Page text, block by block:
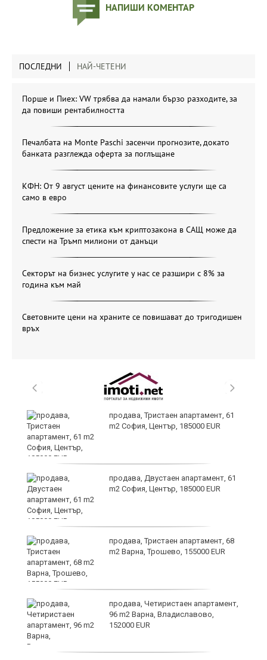
НАПИШИ КОМЕНТАР
ПОСЛЕДНИ НАЙ-ЧЕТЕНИ
Порше и Пиех: VW трябва да намали бързо разходите, за
да повиши рентабилността
Печалбата на Monte Paschi засенчи прогнозите, докато
банката разглежда оферта за поглъщане
КФН: От 9 август цените на финансовите услуги ще са
само в евро
Предложение за етика към криптозакона в САЩ може да
спести на Тръмп милиони от данъци
Секторът на бизнес услугите у нас се разшири с 8% за
година към май
Световните цени на храните се повишават до тригодишен
връх
продава, Тристаен апартамент, 61
m2 София, Център, 185000 EUR
продава, Двустаен апартамент, 61
m2 София, Център, 185000 EUR
продава, Тристаен апартамент, 68
m2 Варна, Трошево, 155000 EUR
продава, Четиристаен апартамент,
96 m2 Варна, Владиславово,
152000 EUR